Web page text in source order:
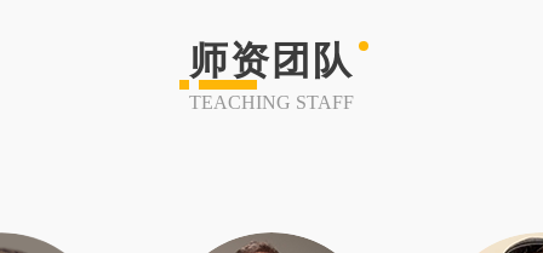
师资团队
TEACHING STAFF